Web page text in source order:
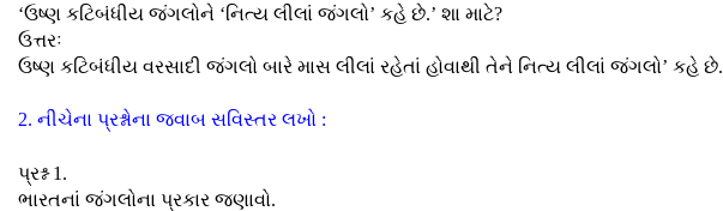
‘ઉષ્ણ કટિબંધીય જંગલોને ‘નિત્ય લીલાં જંગલો’ કહે છે.’ શા માટે?
ઉત્તરઃ
ઉષ્ણ કટિબંધીય વરસાદી જંગલો બારે માસ લીલાં રહેતાં હોવાથી તેને નિત્ય લીલાં જંગલો’ કહે છે.
2. નીચેના પ્રશ્નોના જવાબ સવિસ્તર લખો :
પ્રશ્ન 1.
ભારતનાં જંગલોના પ્રકાર જણાવો.